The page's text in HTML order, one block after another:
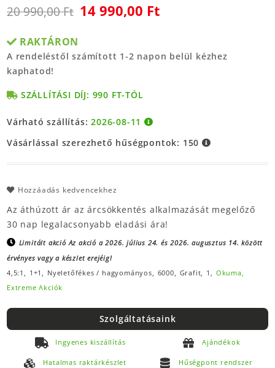
20 990,00 Ft 14 990,00 Ft
RAKTÁRON
A rendeléstől számított 1-2 napon belül kézhez
kaphatod!
SZÁLLÍTÁSI DÍJ: 990 FT-TÓL
Várható szállítás:2026-08-11
Vásárlással szerezhető hűségpontok: 150
Hozzáadás kedvencekhez
Az áthúzott ár az árcsökkentés alkalmazását megelőző
30 nap legalacsonyabb eladási ára!
Limitált akcióAz akció a 2026. július 24. és 2026. augusztus 14. között
érvényes vagy a készlet erejéig!
4,5:1, 1+1, Nyeletőfékes / hagyományos, 6000, Grafit, 1,
Okuma,
Extreme Akciók
Szolgáltatásaink
Ingyenes kiszállítás Ajándékok
Hatalmas raktárkészlet Hűségpont rendszer